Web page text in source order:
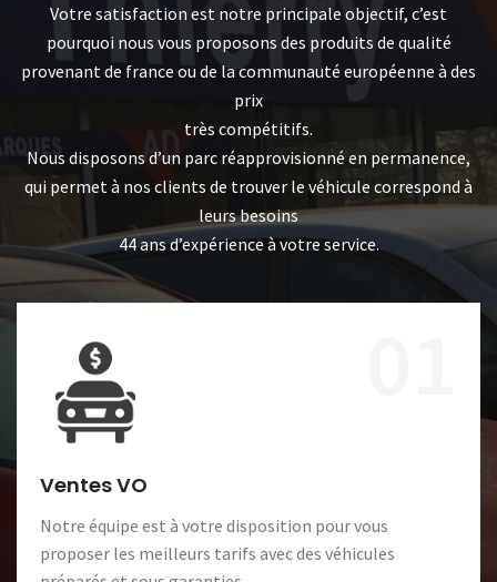
Votre satisfaction est notre principale objectif, c’est
pourquoi nous vous proposons des produits de qualité
provenant de france ou de la communauté européenne à des
prix
très compétitifs.
Nous disposons d’un parc réapprovisionné en permanence,
qui permet à nos clients de trouver le véhicule correspond à
leurs besoins
44 ans d’expérience à votre service.
Ventes VO
Notre équipe est à votre disposition pour vous
proposer les meilleurs tarifs avec des véhicules